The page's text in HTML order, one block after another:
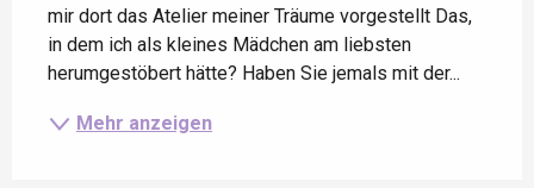
mir dort das Atelier meiner Träume vorgestellt Das,
in dem ich als kleines Mädchen am liebsten
herumgestöbert hätte? Haben Sie jemals mit der...
Mehr anzeigen